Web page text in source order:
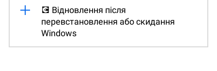
💽 Відновлення після
перевстановлення або скидання
Windows